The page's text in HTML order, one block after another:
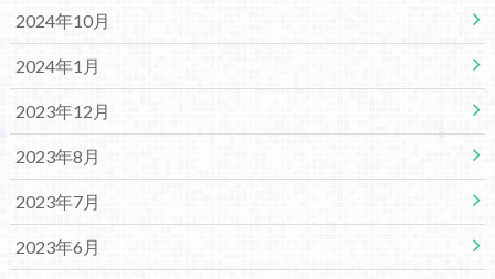
2024年10月
2024年1月
2023年12月
2023年8月
2023年7月
2023年6月